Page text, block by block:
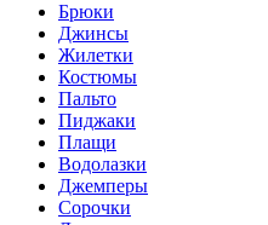
Брюки
Джинсы
Жилетки
Костюмы
Пальто
Пиджаки
Плащи
Водолазки
Джемперы
Сорочки